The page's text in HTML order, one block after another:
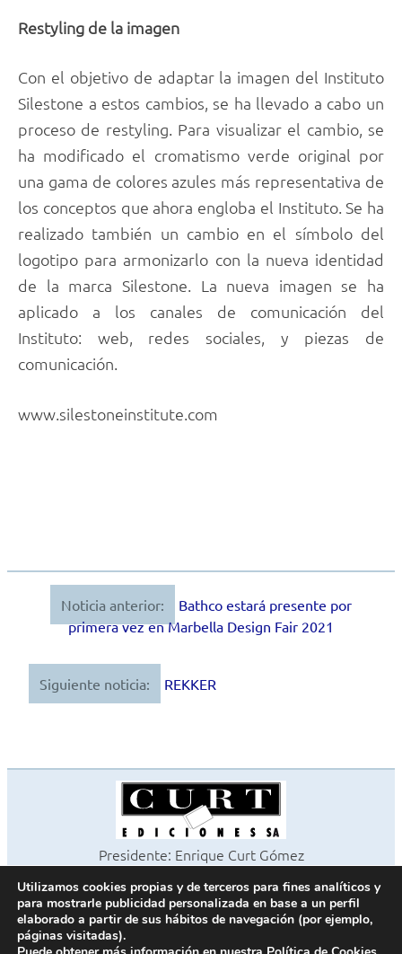
Restyling de la imagen
Con el objetivo de adaptar la imagen del Instituto
Silestone a estos cambios, se ha llevado a cabo un
proceso de restyling. Para visualizar el cambio, se
ha modificado el cromatismo verde original por
una gama de colores azules más representativa de
los conceptos que ahora engloba el Instituto. Se ha
realizado también un cambio en el símbolo del
logotipo para armonizarlo con la nueva identidad
de la marca Silestone. La nueva imagen se ha
aplicado a los canales de comunicación del
Instituto: web, redes sociales, y piezas de
comunicación.
www.silestoneinstitute.com
Navegación
entradas
Noticia anterior:
Bathco estará presente por
primera vez en Marbella Design Fair 2021
Siguiente noticia: REKKER
Presidente: Enrique Curt Gómez
©2026 Revista Cocinas y Baños
Todos los derechos reservados
Paseo de Gracia, 63. 1º 2ª. 08008 Barcelona -
Utilizamos cookies propias y de terceros para fines analíticos y
para mostrarle publicidad personalizada en base a un perfil
elaborado a partir de sus hábitos de navegación (por ejemplo,
páginas visitadas).